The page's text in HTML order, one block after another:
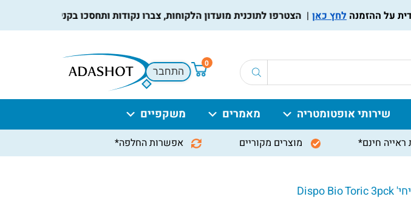
לחץ כאן הצטרפו לתוכנית מועדון הלקוחות, צברו נקודות ותחסכו בקניות הבאות, למידע
0
התחבר
שירותי אופטומטריה מאמרים משקפיים
ראייה חינם* מוצרים מקוריים אפשרות החלפה*